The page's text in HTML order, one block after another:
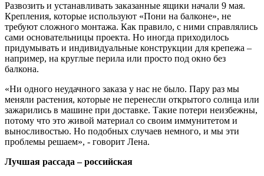
Развозить и устанавливать заказанные ящики начали 9 мая.
Крепления, которые используют «Пони на балконе», не
требуют сложного монтажа. Как правило, с ними справлялись
сами основательницы проекта. Но иногда приходилось
придумывать и индивидуальные конструкции для крепежа –
например, на круглые перила или просто под окно без
балкона.
«Ни одного неудачного заказа у нас не было. Пару раз мы
меняли растения, которые не перенесли открытого солнца или
зажарились в машине при доставке. Такие потери неизбежны,
потому что это живой материал со своим иммунитетом и
выносливостью. Но подобных случаев немного, и мы эти
проблемы решаем», - говорит Лена.
Лучшая рассада – российская